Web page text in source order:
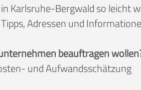
Karlsruhe-Bergwald so leicht
Adressen und
beauftragen
und Aufwandsschätzung